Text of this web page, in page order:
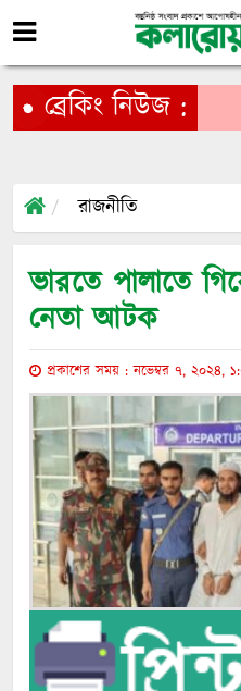
ব্রেকিং নিউজ :
রাজনীতি
ভারতে পালাতে
নেতা আটক
প্রকাশের সময় : নভেম্বর ৭, ২০২৪,